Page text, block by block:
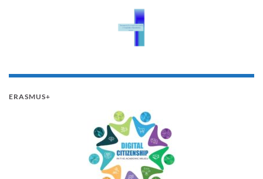
ERASMUS+